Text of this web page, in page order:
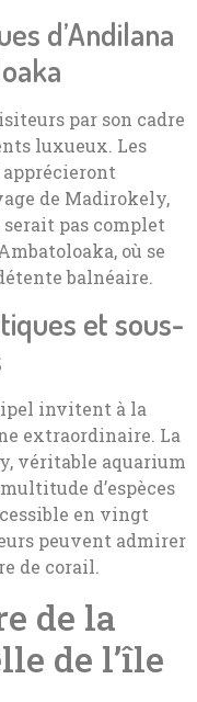
d’Andilana
par son cadre
luxueux. Les
de Madirokely,
serait pas complet
où se
balnéaire.
et sous-
invitent à la
extraordinaire. La
véritable aquarium
d’espèces
en vingt
peuvent admirer
de corail.
de la
de l’île